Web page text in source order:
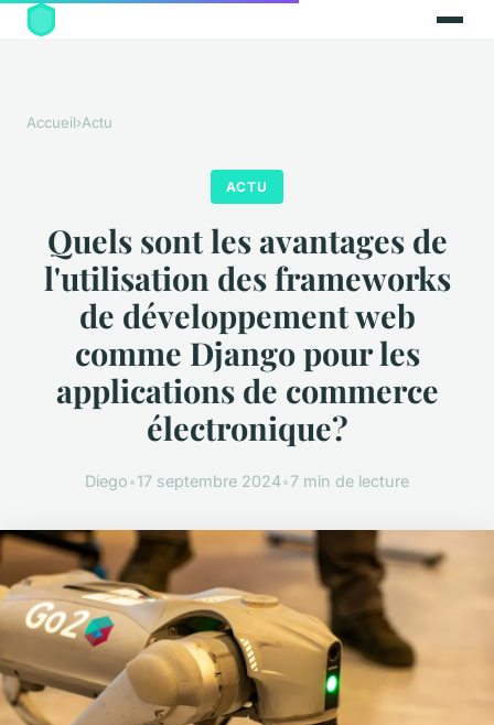
Accueil›Actu
ACTU
Quels sont les avantages de
l'utilisation des frameworks
de développement web
comme Django pour les
applications de commerce
électronique?
Diego•17 septembre 2024•7 min de lecture